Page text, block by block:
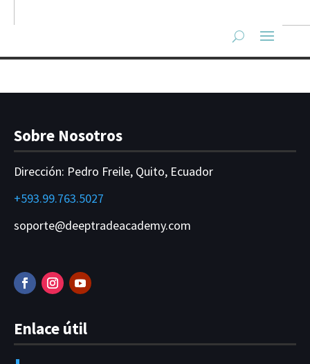
Sobre Nosotros
Dirección: Pedro Freile, Quito, Ecuador
+593.99.763.5027
soporte@deeptradeacademy.com
Enlace útil